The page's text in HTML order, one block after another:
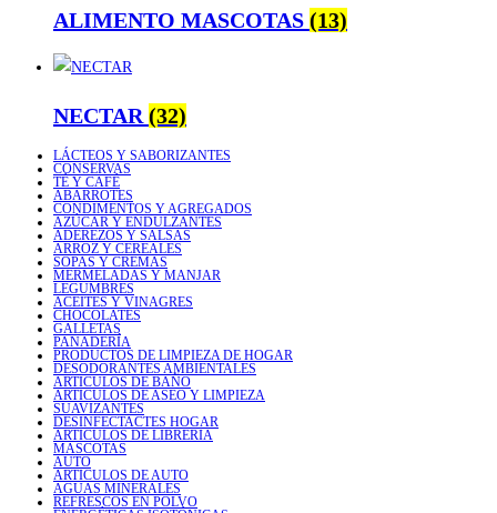
ALIMENTO MASCOTAS (13)
NECTAR (32)
LÁCTEOS Y SABORIZANTES
CONSERVAS
TÉ Y CAFÉ
ABARROTES
CONDIMENTOS Y AGREGADOS
AZÚCAR Y ENDULZANTES
ADEREZOS Y SALSAS
ARROZ Y CEREALES
SOPAS Y CREMAS
MERMELADAS Y MANJAR
LEGUMBRES
ACEITES Y VINAGRES
CHOCOLATES
GALLETAS
PANADERÍA
PRODUCTOS DE LIMPIEZA DE HOGAR
DESODORANTES AMBIENTALES
ARTICULOS DE BAÑO
ARTICULOS DE ASEO Y LIMPIEZA
SUAVIZANTES
DESINFECTACTES HOGAR
ARTICULOS DE LIBRERIA
MASCOTAS
AUTO
ARTICULOS DE AUTO
AGUAS MINERALES
REFRESCOS EN POLVO